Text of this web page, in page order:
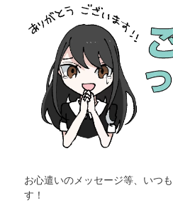
お心遣いのメッセージ等、いつ
す！